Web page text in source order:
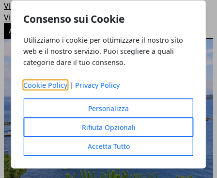
Consenso sui Cookie
Utilizziamo i cookie per ottimizzare il nostro sito
web e il nostro servizio. Puoi scegliere a quali
categorie dare il tuo consenso.
Cookie Policy | Privacy Policy
Personalizza
Rifiuta Opzionali
Accetta Tutto
Viaggi auto
Viaggi in moto
ARTICOLI POPOLARI